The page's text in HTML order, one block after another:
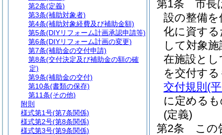
第1条
市長
設の整備
化に資す
して対象
在施設と
を交付す
交付規則 (
に定める
(定義)
第2条
この
第2条(定義)
第3条(補助対象者)
第4条(補助対象経費及び補助金額)
第5条(DIYリフォーム計画承認申請等)
第6条(DIYリフォーム計画の変更)
第7条(補助金の交付申請)
第8条(交付決定及び補助金の額の確
定)
第9条(補助金の交付)
第10条(書類の保存)
第11条(その他)
附則
様式第1号(第7条関係)
様式第2号(第8条関係)
様式第3号(第9条関係)